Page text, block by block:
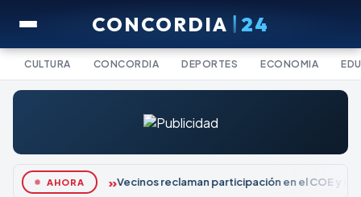
CONCORDIA 24
CULTURA CONCORDIA DEPORTES ECONOMIA
AHORA Vecinos reclaman participación en el COE y